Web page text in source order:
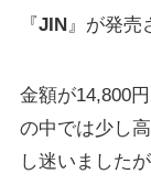
『JIN』が発売
金額が14,800
の中では少し
し迷いましたが